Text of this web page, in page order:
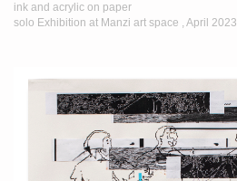
ink and acrylic on paper
solo Exhibition at Manzi art space , April 2023